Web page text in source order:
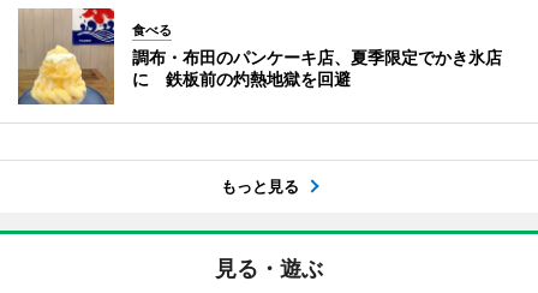
食べる
調布・布田のパンケーキ店、夏季限定でかき氷店
に 鉄板前の灼熱地獄を回避
もっと見る
見る・遊ぶ